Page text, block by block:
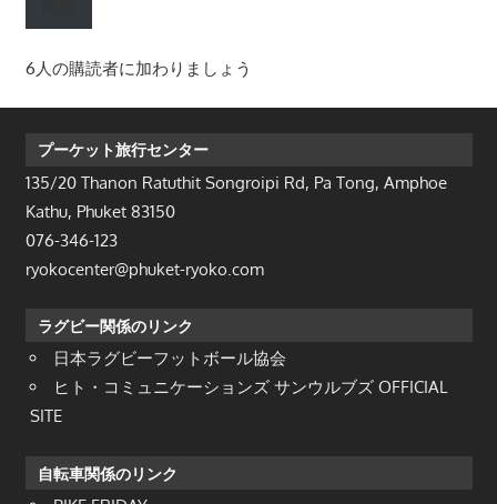
レ
ス
6人の購読者に加わりましょう
プーケット旅行センター
135/20 Thanon Ratuthit Songroipi Rd, Pa Tong, Amphoe
Kathu, Phuket 83150
076-346-123
ryokocenter@phuket-ryoko.com
ラグビー関係のリンク
日本ラグビーフットボール協会
ヒト・コミュニケーションズ サンウルブズ OFFICIAL
SITE
自転車関係のリンク